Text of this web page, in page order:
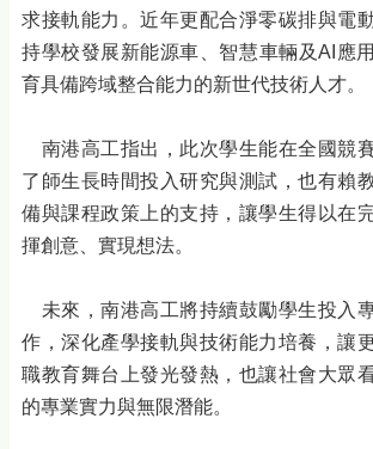
求接軌能力。近年更配合淨零碳排與電
持學校發展新能源車、智慧車輛及AI應
育具備跨域整合能力的新世代技術人才。
南港高工指出，此次學生能在全國競
了師生長時間投入研究與測試，也有賴
備與課程政策上的支持，讓學生得以在
揮創意、實現想法。
未來，南港高工將持續鼓勵學生投入
作，深化產學接軌與技術能力培養，讓
職教育舞台上發光發熱，也讓社會大眾
的專業實力與無限潛能。